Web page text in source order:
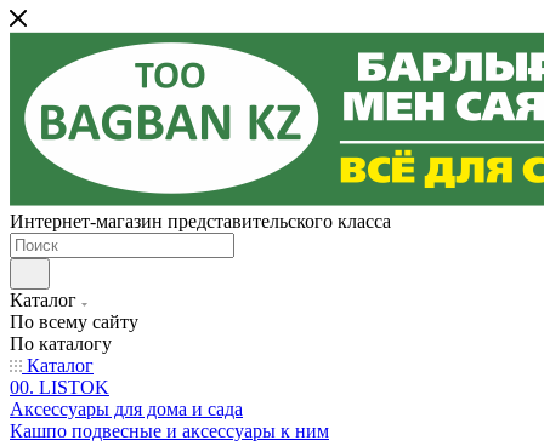
Интернет-магазин представительского класса
Каталог
По всему сайту
По каталогу
Каталог
00. LISTOK
Аксессуары для дома и сада
Кашпо подвесные и аксессуары к ним